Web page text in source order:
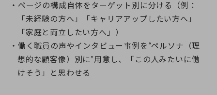
ページの構成自体をターゲット別に分ける（例：
「未経験の方へ」「キャリアアップしたい方へ」
「家庭と両立したい方へ」）
働く職員の声やインタビュー事例を“ペルソナ（理
想的な顧客像）別に”用意し、「この人みたいに働
けそう」と思わせる